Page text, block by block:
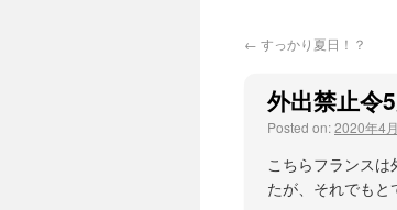
← すっかり夏日！？
外出禁止令
Posted on:2020年4
こちらフランス
たが、それでもと